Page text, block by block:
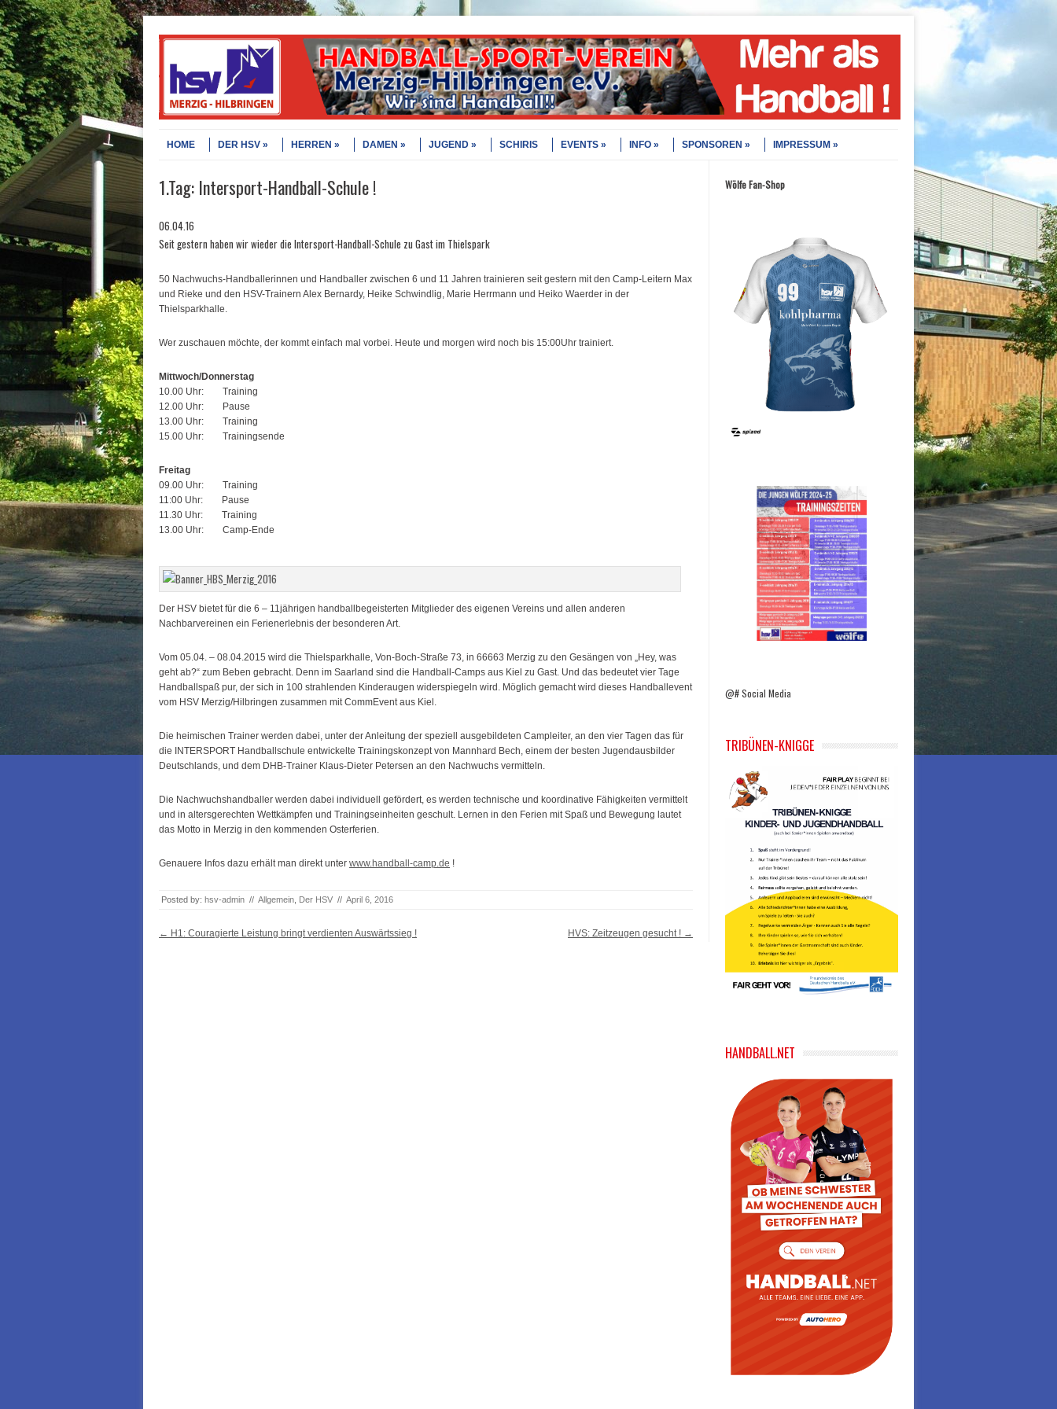
Menu
HOME
DER HSV HERREN DAMEN JUGEND SCHIRIS EVENTS INFO SPONSOREN IMPRESSUM
1.Tag: Intersport-Handball-Schule !
06.04.16
Seit gestern haben wir wieder die Intersport-Handball-Schule zu Gast im Thielspark
50 Nachwuchs-Handballerinnen und Handballer zwischen 6 und 11 Jahren trainieren seit gestern mit den Camp-Leitern Max
und Rieke und den HSV-Trainern Alex Bernardy, Heike Schwindlig, Marie Herrmann und Heiko Waerder in der
Thielsparkhalle.
Wer zuschauen möchte, der kommt einfach mal vorbei. Heute und morgen wird noch bis 15:00Uhr trainiert.
Mittwoch/Donnerstag
10.00 Uhr: Training
12.00 Uhr: Pause
13.00 Uhr: Training
15.00 Uhr: Trainingsende
Freitag
09.00 Uhr: Training
11:00 Uhr: Pause
11.30 Uhr: Training
13.00 Uhr: Camp-Ende
Der HSV bietet für die 6 – 11jährigen handballbegeisterten Mitglieder des eigenen Vereins und allen anderen
Nachbarvereinen ein Ferienerlebnis der besonderen Art.
Vom 05.04. – 08.04.2015 wird die Thielsparkhalle, Von-Boch-Straße 73, in 66663 Merzig zu den Gesängen von „Hey, was
geht ab?“ zum Beben gebracht. Denn im Saarland sind die Handball-Camps aus Kiel zu Gast. Und das bedeutet vier Tage
Handballspaß pur, der sich in 100 strahlenden Kinderaugen widerspiegeln wird. Möglich gemacht wird dieses Handballevent
vom HSV Merzig/Hilbringen zusammen mit CommEvent aus Kiel.
Die heimischen Trainer werden dabei, unter der Anleitung der speziell ausgebildeten Campleiter, an den vier Tagen das für
die INTERSPORT Handballschule entwickelte Trainingskonzept von Mannhard Bech, einem der besten Jugendausbilder
Deutschlands, und dem DHB-Trainer Klaus-Dieter Petersen an den Nachwuchs vermitteln.
Die Nachwuchshandballer werden dabei individuell gefördert, es werden technische und koordinative Fähigkeiten vermittelt
und in altersgerechten Wettkämpfen und Trainingseinheiten geschult. Lernen in den Ferien mit Spaß und Bewegung lautet
das Motto in Merzig in den kommenden Osterferien.
Genauere Infos dazu erhält man direkt unter www.handball-camp.de !
Posted by: hsv-admin // Allgemein Der HSV // April 6, 2016
Post navigation
← H1: Couragierte Leistung bringt verdienten Auswärtssieg ! HVS: Zeitzeugen gesucht ! →
Wölfe Fan-Shop
@# Social Media
TRIBÜNEN-KNIGGE
HANDBALL.NET